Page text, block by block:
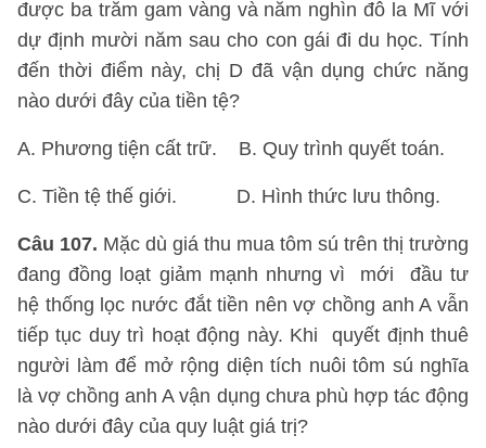
được ba trăm gam vàng và năm nghìn đô la Mĩ với
dự định mười năm sau cho con gái đi du học. Tính
đến thời điểm này, chị D đã vận dụng chức năng
nào dưới đây của tiền tệ?
A. Phương tiện cất trữ. B. Quy trình quyết toán.
C. Tiền tệ thế giới. D. Hình thức lưu thông.
Câu 107. Mặc dù giá thu mua tôm sú trên thị trường
đang đồng loạt giảm mạnh nhưng vì mới đầu tư
hệ thống lọc nước đắt tiền nên vợ chồng anh A vẫn
tiếp tục duy trì hoạt động này. Khi quyết định thuê
người làm để mở rộng diện tích nuôi tôm sú nghĩa
là vợ chồng anh A vận dụng chưa phù hợp tác động
nào dưới đây của quy luật giá trị?